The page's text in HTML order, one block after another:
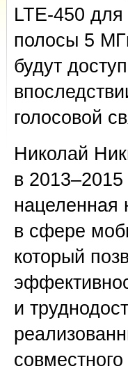
LTE-450
полосы 5
будут
голосовой
Николай
в
нацеленная
в сфере
который
и